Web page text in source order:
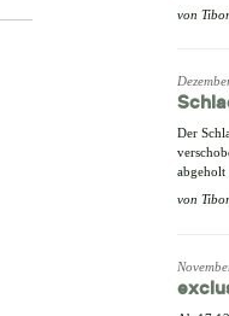
von
Der
abgeholt
von